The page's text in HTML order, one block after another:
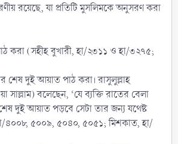
রয়েছে, যা প্রতিটি মুসলিমকে অনুসরণ করা
করা (সহীহ বুখারী, হা/২৩১১ ও হা/৩২৭৫;
শেষ দুই আয়াত পাঠ করা। রাসুলুল্লাহ
সাল্লাম) বলেছেন, ‘যে ব্যক্তি রাতের বেলা
দুই আয়াত পড়বে সেটা তার জন্য যথেষ্ট
৪০০৮, ৫০০৯, ৫০৪০, ৫০৫১; মিশকাত, হা/